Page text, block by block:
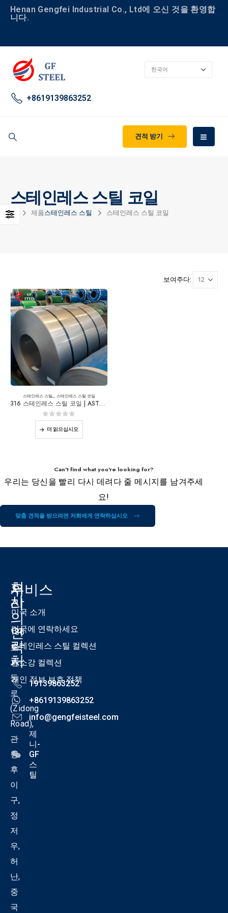
Henan Gengfei Industrial Co., Ltd에 오신 것을 환영합
니다.
+8619139863252
견적 받기
스테인레스 스틸 코일
집 제품스테인레스 스틸 스테인레스 스틸 코일
보여주다:
스테인레스 스틸,,, 스테인레스 스틸 코일
316 스테인레스 스틸 코일 | ASTM A240/EN 10088 등급
05 중
더 읽으십시오
Can't find what you're looking for?
우리는 당신을 빨리 다시 데려다 줄 메시지를 남겨주세
요!
맞춤 견적을 받으려면 저희에게 연락하십시오
회
사
186
호
자
둥
로
(Zidong
Road),
관
청
후
이
구,
정
저
우,
허
난,
중
국
우
리
의
연
락
처
19139863252
+8619139863252
info@gengfeisteel.com
제
니-
GF
스
틸
서비스
미국 소개
미국에 연락하세요
스테인레스 스틸 컬렉션
탄소강 컬렉션
개인 정보 보호 정책